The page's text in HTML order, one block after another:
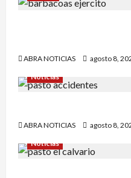
ABRA NOTICIAS
agosto 8,
Noticias
ABRA NOTICIAS
agosto 8,
Noticias